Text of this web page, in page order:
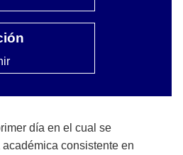
día en el cual se
consistente en